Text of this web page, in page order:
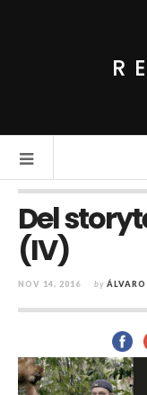
Del
(IV)
NOV 14, 2016 by ÁLVARO